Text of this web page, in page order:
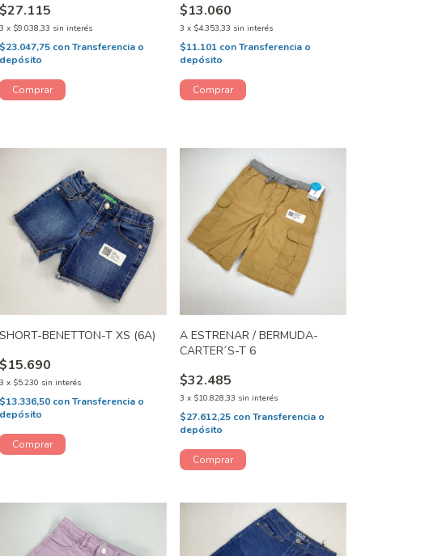
$27.115
3 x $9.038,33 sin interés
$23.047,75 conTransferencia o
depósito
$13.060
3 x $4.353,33 sin interés
$11.101 con Transferencia o
depósito
SHORT-BENETTON-T XS (6A)
$15.690
3 x $5.230 sin interés
$13.336,50 conTransferencia o
depósito
A ESTRENAR / BERMUDA-
CARTER´S-T 6
$32.485
3 x $10.828,33 sin interés
$27.612,25 con Transferencia o
depósito